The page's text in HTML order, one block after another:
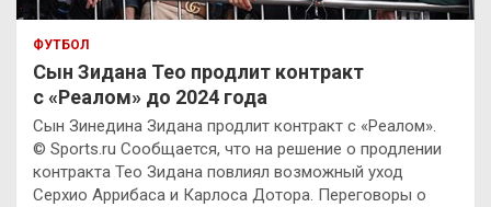
ФУТБОЛ
Сын Зидана Тео продлит контракт
с «Реалом» до 2024 года
Сын Зинедина Зидана продлит контракт с «Реалом».
© Sports.ru Сообщается, что на решение о продлении
контракта Тео Зидана повлиял возможный уход
Серхио Аррибаса и Карлоса Дотора. Переговоры о